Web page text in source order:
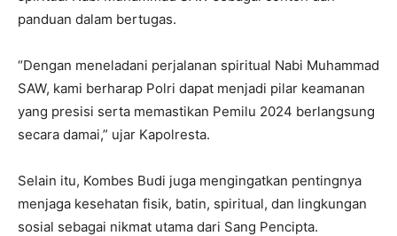
panduan dalam bertugas.
“Dengan meneladani perjalanan spiritual Nabi Muhammad
SAW, kami berharap Polri dapat menjadi pilar keamanan
yang presisi serta memastikan Pemilu 2024 berlangsung
secara damai,” ujar Kapolresta.
Selain itu, Kombes Budi juga mengingatkan pentingnya
menjaga kesehatan fisik, batin, spiritual, dan lingkungan
sosial sebagai nikmat utama dari Sang Pencipta.